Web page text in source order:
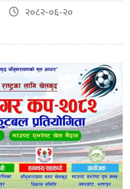
२०८२-०६-२०